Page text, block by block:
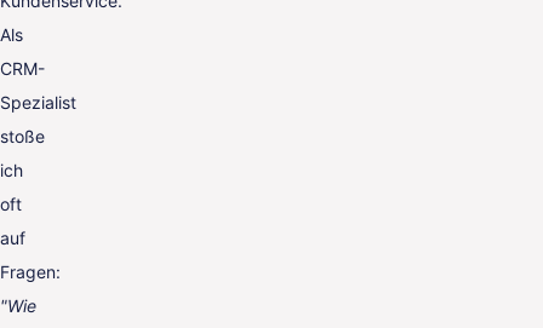
Als
CRM-
Spezialist
stoße
ich
oft
auf
Fragen:
"Wie